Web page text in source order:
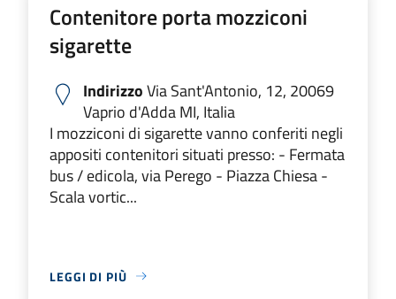
Contenitore porta mozziconi
sigarette
IndirizzoVia Sant'Antonio, 12, 20069
Vaprio d'Adda MI, Italia
I mozziconi di sigarette vanno conferiti negli
appositi contenitori situati presso: - Fermata
bus / edicola, via Perego - Piazza Chiesa -
Scala vortic...
LEGGI DI PIÙ